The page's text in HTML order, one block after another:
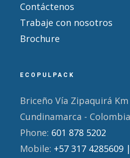
Contáctenos
Trabaje con nosotros
Brochure
ECOPULPACK
Briceño Vía Zipaquirá
Cundinamarca - Colombia
Phone: 601 878 5202
Mobile: +57 317 4285609